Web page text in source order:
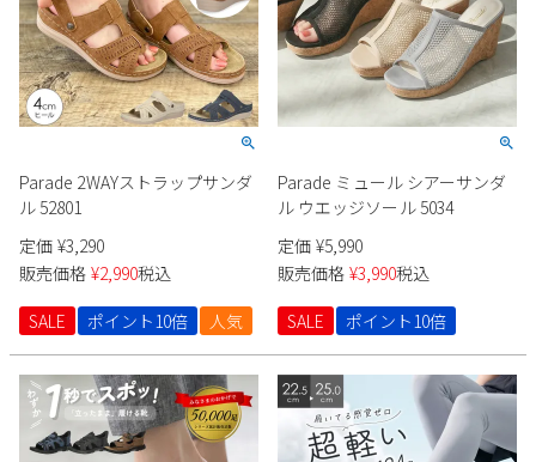
Parade 2WAYストラップサンダ
ル 52801
定価 ¥3,290
販売価格 ¥2,990税込
SALE
ポイント10倍 人気
Parade ミュール シアーサンダ
ル ウエッジソール 5034
定価 ¥5,990
販売価格 ¥3,990税込
SALE
ポイント10倍